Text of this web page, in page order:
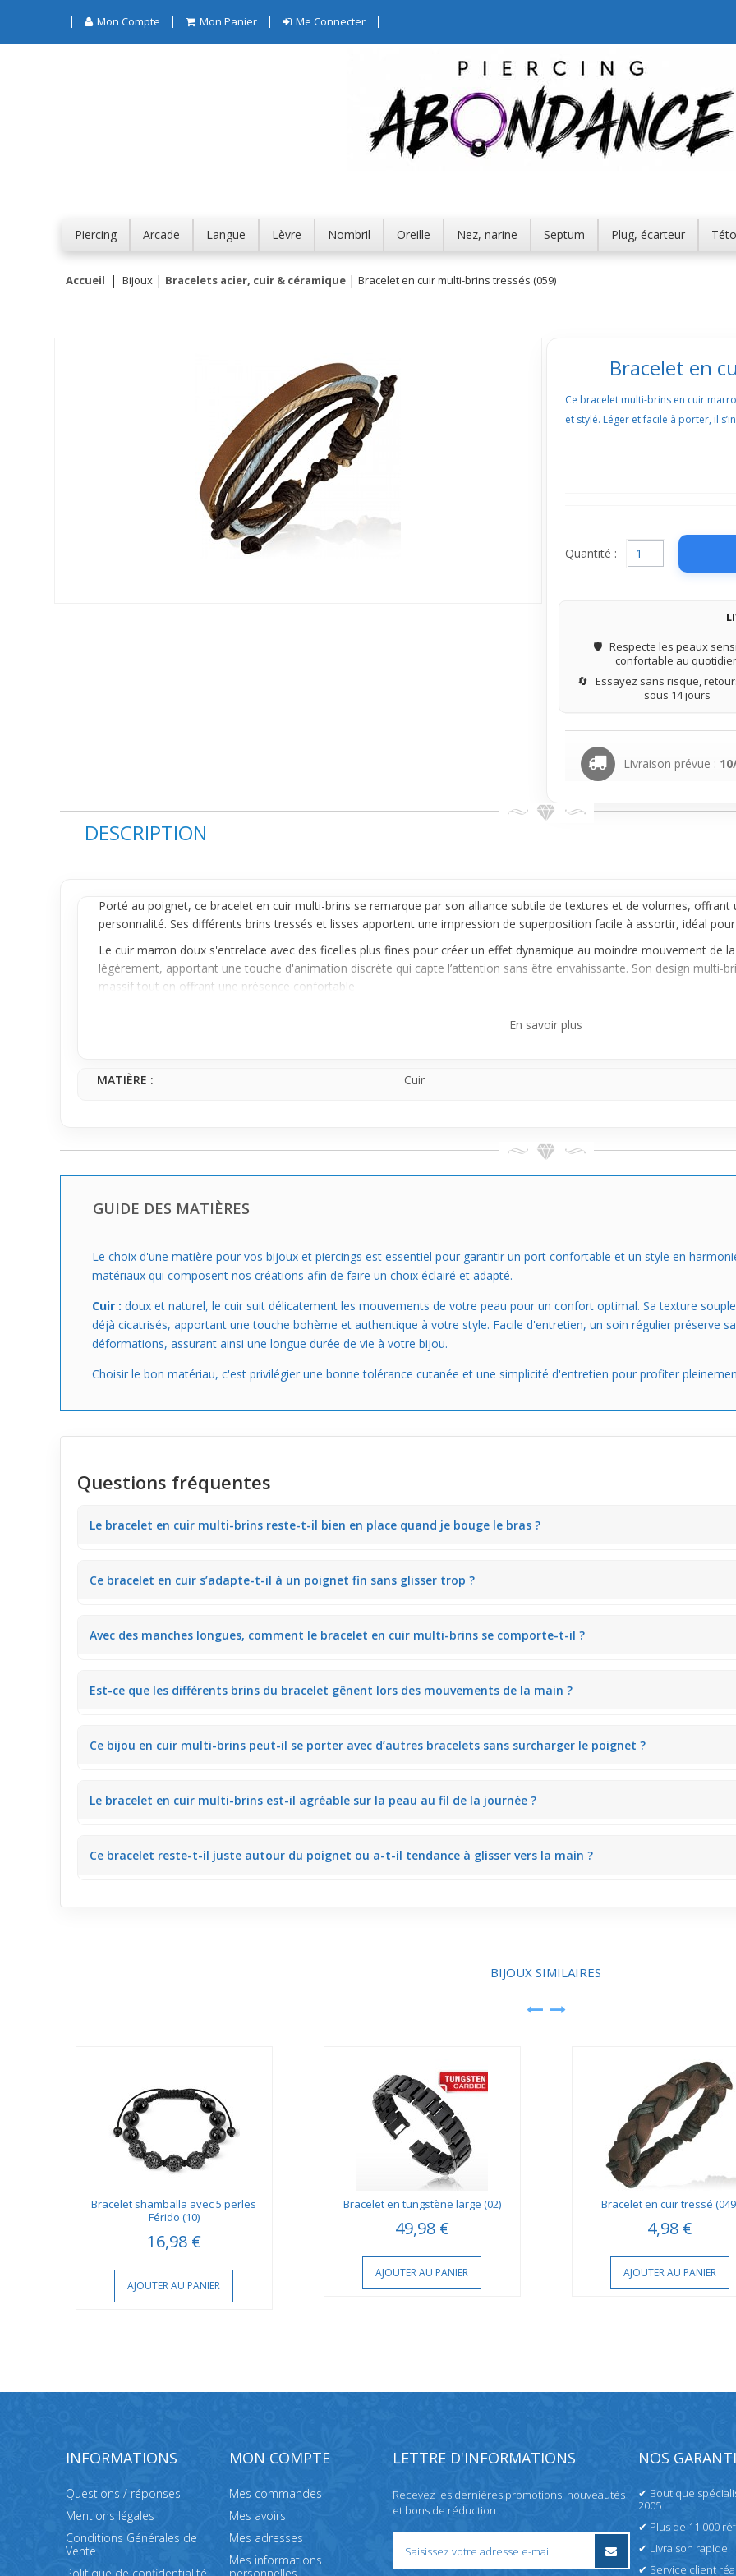
Mon Compte Mon Panier Me Connecter
Piercing Arcade Langue Lèvre Nombril Oreille Nez, narine Septum Plug, écarteur
Accueil Bijoux Bracelets acier, cuir & céramique Bracelet en cuir multi-brins tressés (059)
Bracelet en
Ce bracelet multi-brins en cuir
et stylé. Léger et facile à porter, il
Quantité :
🛡️ Respecte les peaux
confortable au
🔄 Essayez sans risque,
sous 14 jours
Livraison prévue :
DESCRIPTION
Porté au poignet, ce braceleten cuir multi-brins se remarque par son alliance subtile de textures et de volumes, offrant
personnalité. Ses différents brins tressés et lisses apportent une impression de superposition facile à assortir, idéal
Le cuir marron doux s'entrelace avec des ficelles plus fines pour créer un effet dynamique au moindre mouvement de
légèrement, apportant une touche d'animation discrète qui capte l’attention sans être envahissante. Son design multi-
massif tout en offrant une présence confortable.
casual comme avec des tenues un peu plus habillées. Tu peux l’imaginer aussi bien autour d’un poignet qui bouge
En savoir plus
MATIÈRE : Cuir
GUIDE DES MATIÈRES
Le choix d'une matière pour vos bijoux et piercings est essentiel pour garantir un port confortable et un style en
matériaux qui composent nos créations afin de faire un choix éclairé et adapté.
Cuir : doux et naturel, le cuir suit délicatement les mouvements de votre peau pour un confort optimal. Sa texture
déjà cicatrisés, apportant une touche bohème et authentique à votre style. Facile d'entretien, un soin régulier préserve
déformations, assurant ainsi une longue durée de vie à votre bijou.
Choisir le bon matériau, c'est privilégier une bonne tolérance cutanée et une simplicité d'entretien pour profiter
Questions fréquentes
Le bracelet en cuir multi-brins reste-t-il bien en place quand je bouge le bras ?
journée active au bureau ou en balade.
Ce bracelet en cuir s’adapte-t-il à un poignet fin sans glisser trop ?
glisser, idéal pour écrire ou manipuler un téléphone.
Avec des manches longues, comment le bracelet en cuir multi-brins se comporte-t-il ?
rend compatible avec des looks en couches.
Est-ce que les différents brins du bracelet gênent lors des mouvements de la main ?
fluidité des gestes, parfait pour une utilisation quotidienne.
Ce bijou en cuir multi-brins peut-il se porter avec d’autres bracelets sans surcharger le poignet ?
paraître trop chargé.
Le bracelet en cuir multi-brins est-il agréable sur la peau au fil de la journée ?
bijou.
Ce bracelet reste-t-il juste autour du poignet ou a-t-il tendance à glisser vers la main ?
clavier ou utilise un téléphone.
BIJOUX SIMILAIRES
Bracelet shamballa avec 5 perles
Férido (10)
16,98 €
AJOUTER AU PANIER
Bracelet en tungstène large (02)
49,98 €
AJOUTER AU PANIER
Bracelet en cuir tressé
4,98 €
AJOUTER AU PANIER
INFORMATIONS
Questions / réponses
Mentions légales
Conditions Générales de
Vente
MON COMPTE
Mes commandes
Mes avoirs
Mes adresses
Mes informations
LETTRE D'INFORMATIONS
Recevez les dernières promotions, nouveautés
et bons de réduction.
NOS
✔ Boutique
2005
✔ Plus de 11 000
✔ Livraison rapide
✔ Service client